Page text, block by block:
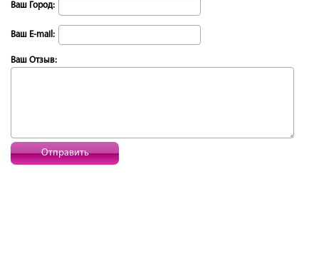
Ваш Город:
Ваш E-mail:
Ваш Отзыв:
Отправить